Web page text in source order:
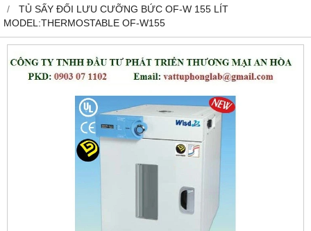
TỦ SẤY ĐỐI LƯU CƯỠNG BỨC OF-W 155 LÍT
MODEL:THERMOSTABLE OF-W155